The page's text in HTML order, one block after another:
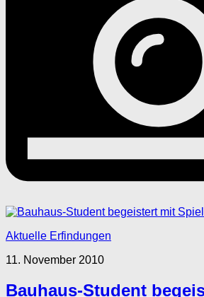
Aktuelle Erfindungen
11. November 2010
Bauhaus-Student